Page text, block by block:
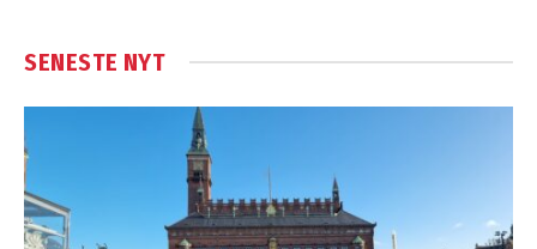
SENESTE NYT